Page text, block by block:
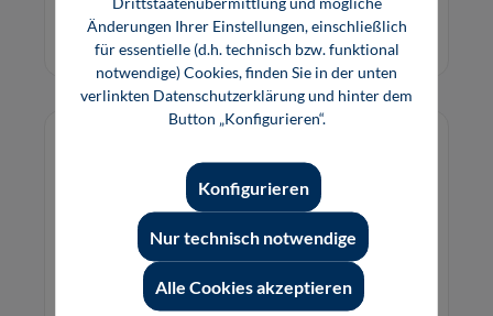
Buch E-Book (PDF)
Änderungen Ihrer Einstellungen, einschließlich
für essentielle (d.h. technisch bzw. funktional
notwendige) Cookies, finden Sie in der unten
verlinkten Datenschutzerklärung und hinter dem
Button „Konfigurieren“.
Nur technisch notwendige
Konfigurieren
Alle Cookies akzeptieren